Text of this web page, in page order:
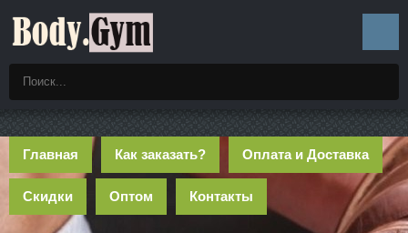
Главная Как заказать? Оплата и Доставка
Скидки Оптом Контакты